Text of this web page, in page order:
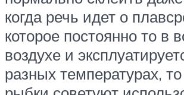
когда речь идет о
которое постоянно то в
воздухе и
разных температурах,